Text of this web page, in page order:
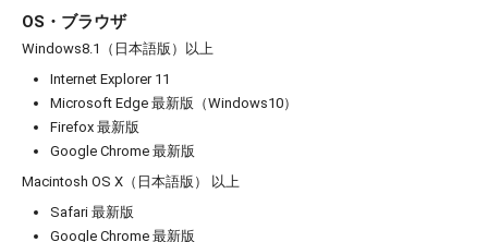
OS・ブラウザ
Windows8.1（日本語版）以上
Internet Explorer 11
Microsoft Edge 最新版（Windows10）
Firefox 最新版
Google Chrome 最新版
Macintosh OS X（日本語版） 以上
Safari 最新版
Google Chrome 最新版